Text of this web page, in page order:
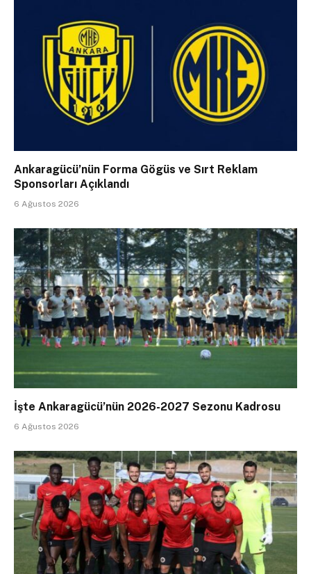
Ankaragücü’nün Forma Gögüs ve Sırt Reklam
Sponsorları Açıklandı
6 Ağustos 2026
İşte Ankaragücü’nün 2026-2027 Sezonu Kadrosu
6 Ağustos 2026